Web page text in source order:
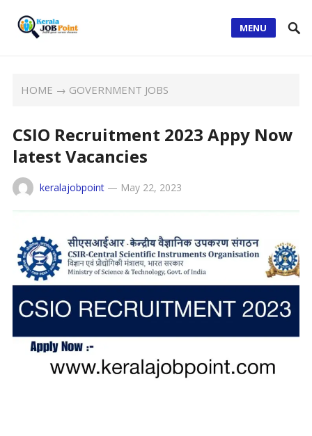
MENU
HOME → GOVERNMENT JOBS
CSIO Recruitment 2023 Appy Now
latest Vacancies
keralajobpoint— May 22, 2023